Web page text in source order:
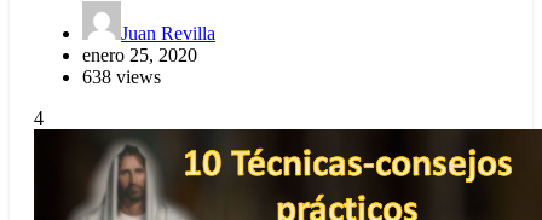
Juan Revilla
enero 25, 2020
638 views
4